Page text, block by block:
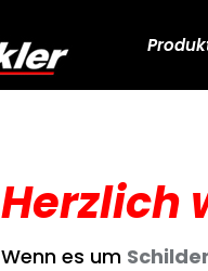
Herzlich
Wenn es um